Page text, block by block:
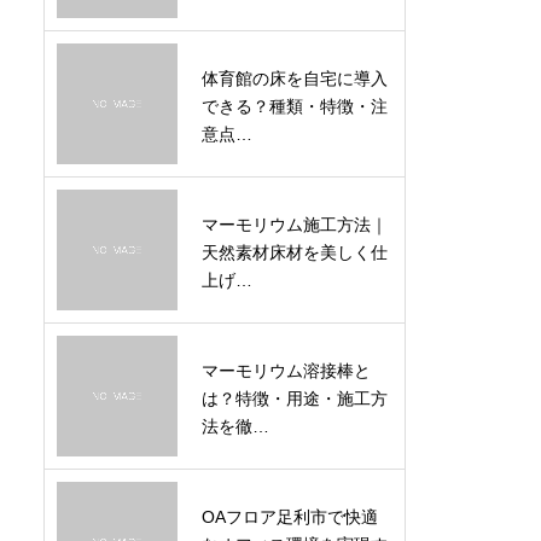
体育館の床を自宅に導入
できる？種類・特徴・注
意点…
マーモリウム施工方法｜
天然素材床材を美しく仕
上げ…
マーモリウム溶接棒と
は？特徴・用途・施工方
法を徹…
OAフロア足利市で快適